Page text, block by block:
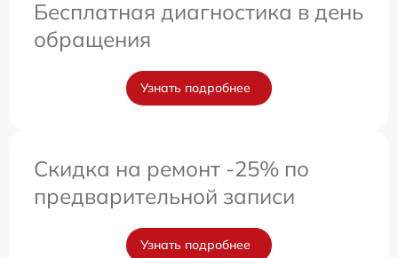
Бесплатная диагностика в день
обращения
Узнать подробнее
Скидка на ремонт -25% по
предварительной записи
Узнать подробнее